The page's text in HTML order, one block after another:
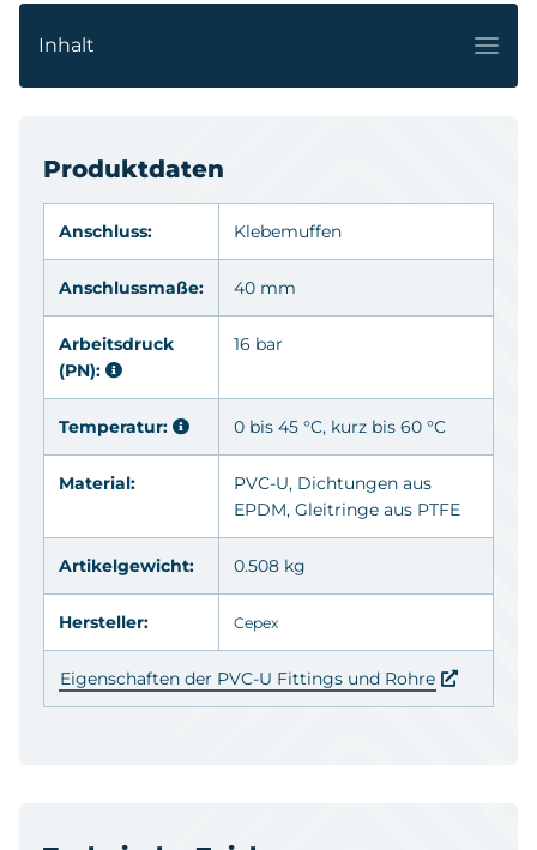
Inhalt
Produktdaten
Anschluss: Klebemuffen
Anschlussmaße: 40 mm
Arbeitsdruck
(PN):
16 bar
Temperatur: 0 bis 45 °C, kurz bis 60 °C
Material: PVC-U, Dichtungen aus
EPDM, Gleitringe aus PTFE
Artikelgewicht: 0.508 kg
Hersteller: Cepex
Eigenschaften der PVC-U Fittings und Rohre